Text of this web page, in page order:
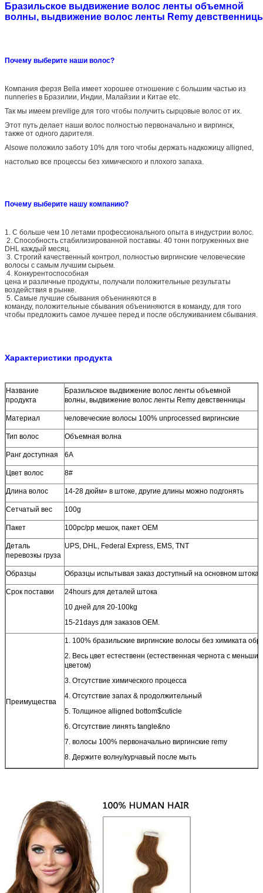
Бразильское выдвижение волос ленты объемной
волны, выдвижение волос ленты Remy
Почему выберите наши волос?
Компания ферзя Bella имеет хорошее отношение с большим частью из
nunneries в Бразилии, Индии, Малайзии и Китае etc.
Так мы имеем previlige для того чтобы получить сырцовые волос от их.
Этот путь делает наши волос полностью первоначально и виргинск,
также от одного дарителя.
Alsowe положило заботу 10% для того чтобы держать надкожицу alligned,
настолько все процессы без химического и плохого запаха.
Почему выберите нашу компанию?
1. С больше чем 10 летами профессионального опыта в индустрии волос.
2. Способность стабилизированной поставкы. 40 тонн погруженных вне
DHL каждый месяц.
3. Строгий качественный контрол, полностью виргинские человеческие
волосы с самым лучшим сырьем.
4. Конкурентоспособная
цена и различные продукты, получали положительные результаты
воздействия в рынке.
5. Самые лучшие сбывания объениняются в
команду, положительные сбывания объениняются в команду, для того
чтобы предложить самое лучшее перед и после обслуживанием сбывания.
Характеристики продукта
Название
продукта
Бразильское выдвижение волос ленты объемной
волны, выдвижение волос ленты Remy девственницы
Материал человеческие волосы 100% unprocessed виргинские
Тип волос Объемная волна
Ранг доступная 6A
Цвет волос 8#
Длина волос 14-28 дюйм» в штоке, другие длины можно подгонять
Сетчатый вес 100g
Пакет 100pc/pp мешок, пакет OEM
Деталь
перевозкы груза
UPS, DHL, Federal Express, EMS, TNT
Образцы Образцы испытывая заказ доступный на основном штока
Срок поставки
24hours для деталей штока
10 дней для 20-100kg
15-21days для заказов OEM.
Преимущества
1. 100% бразильские виргинские волосы без химиката
2. Весь цвет естественн (естественная чернота с
цветом)
3. Отсутствие химического процесса
4. Отсутствие запах & продолжительный
5. Толщиное alligned bottom$cuticle
6. Отсутствие линять tangle&no
7. волосы 100% первоначально виргинские remy
8. Держите волну/курчавый после мыть